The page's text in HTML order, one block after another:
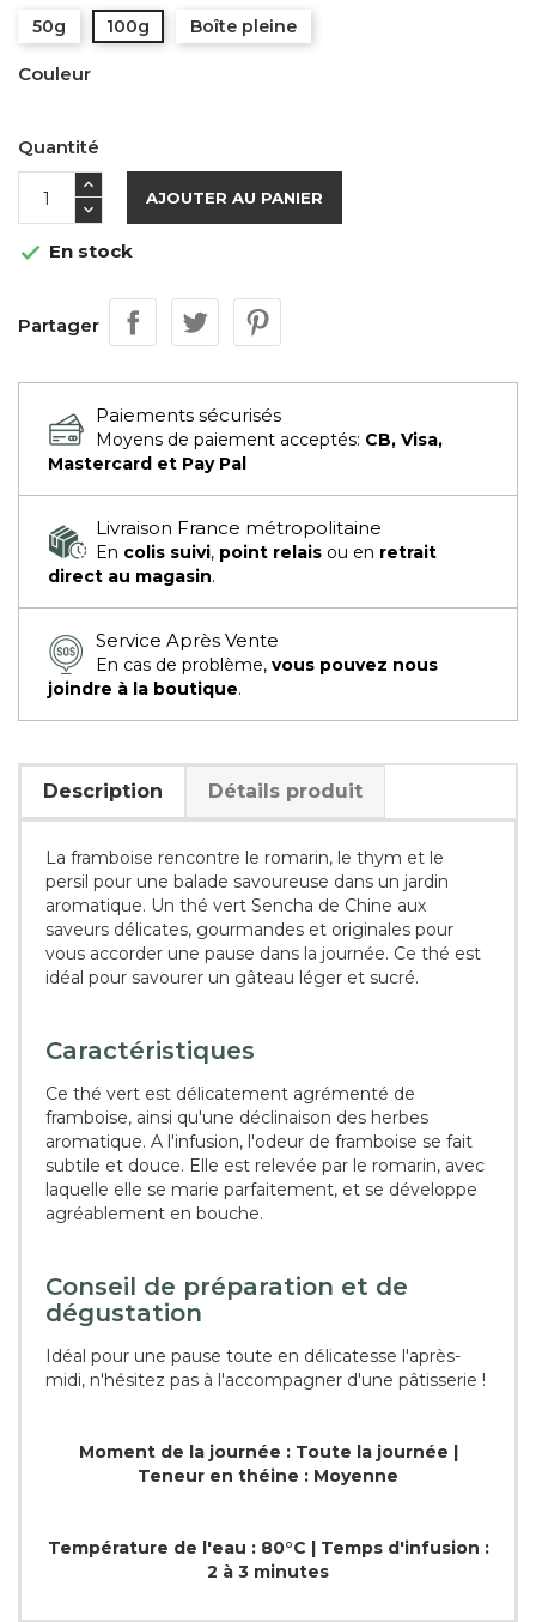
50g 100g Boîte pleine
Couleur
Quantité
AJOUTER AU PANIER
 En stock
Partager
Paiements sécurisés
Moyens de paiement acceptés: CB, Visa,
Mastercard et Pay Pal
Livraison France métropolitaine
En colis suivi, point relais ou en retrait
direct au magasin.
Service Après Vente
En cas de problème, vous pouvez nous
joindre à la boutique.
Description Détails produit
La framboise rencontre le romarin, le thym et le
persil pour une balade savoureuse dans un jardin
aromatique. Un thé vert Sencha de Chine aux
saveurs délicates, gourmandes et originales pour
vous accorder une pause dans la journée. Ce thé est
idéal pour savourer un gâteau léger et sucré.
Caractéristiques
Ce thé vert est délicatement agrémenté de
framboise, ainsi qu'une déclinaison des herbes
aromatique. A l'infusion, l'odeur de framboise se fait
subtile et douce. Elle est relevée par le romarin, avec
laquelle elle se marie parfaitement, et se développe
agréablement en bouche.
Conseil de préparation et de
dégustation
Idéal pour une pause toute en délicatesse l'après-
midi, n'hésitez pas à l'accompagner d'une pâtisserie !
Moment de la journée : Toute la journée |
Teneur en théine : Moyenne
Température de l'eau : 80°C | Temps d'infusion :
2 à 3 minutes